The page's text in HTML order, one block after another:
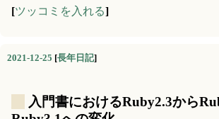
[ツッコミを入れる]
2021-12-25 [長年日記]
入門書におけるRuby2.3から